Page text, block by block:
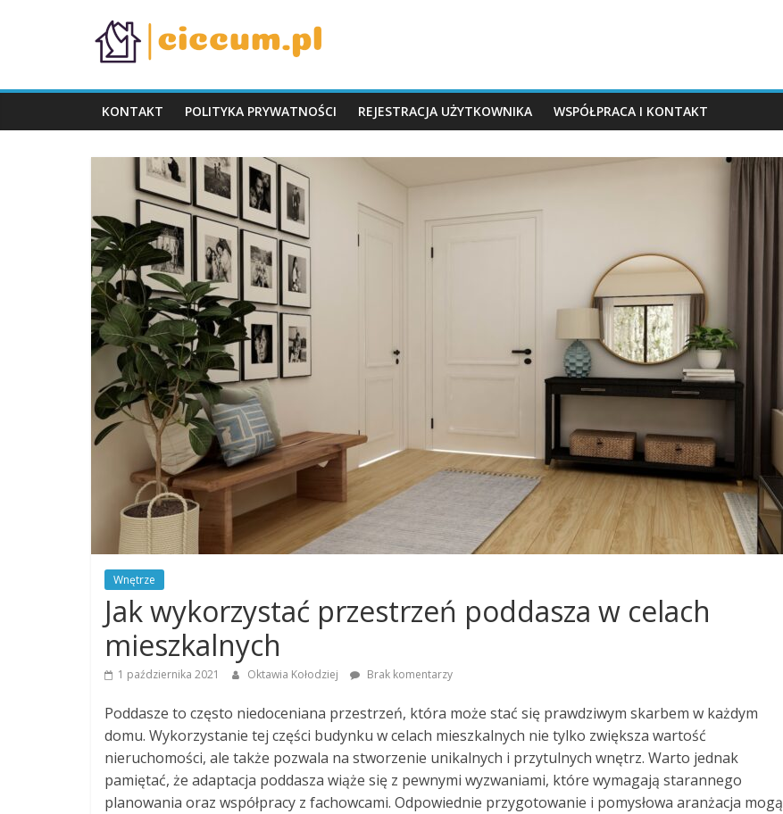
ciccum.pl
KONTAKT POLITYKA PRYWATNOŚCI REJESTRACJA UŻYTKOWNIKA WSPÓŁPRACA I KONTAKT
Wnętrze
Jak wykorzystać przestrzeń poddasza w celach
mieszkalnych
1 października 2021 Oktawia Kołodziej Brak komentarzy
Poddasze to często niedoceniana przestrzeń, która może stać się prawdziwym skarbem w każdym
domu. Wykorzystanie tej części budynku w celach mieszkalnych nie tylko zwiększa wartość
nieruchomości, ale także pozwala na stworzenie unikalnych i przytulnych wnętrz. Warto jednak
pamiętać, że adaptacja poddasza wiąże się z pewnymi wyzwaniami, które wymagają starannego
planowania oraz współpracy z fachowcami. Odpowiednie przygotowanie i pomysłowa aranżacja mogą